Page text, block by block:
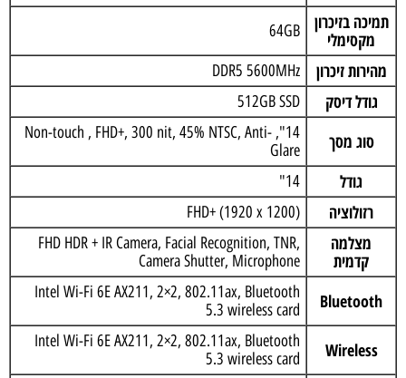
תמיכה בזיכרון
מקסימלי
64GB
מהירות זיכרון DDR5 5600MHz
גודל דיסק 512GB SSD
סוג מסך
14", Non-touch , FHD+, 300 nit, 45% NTSC, Anti-
Glare
גודל 14"
רזולוציה FHD+ (1920 x 1200)
מצלמה
קדמית
FHD HDR + IR Camera, Facial Recognition, TNR,
Camera Shutter, Microphone
Bluetooth
Intel Wi-Fi 6E AX211, 2×2, 802.11ax, Bluetooth
5.3 wireless card
Wireless
Intel Wi-Fi 6E AX211, 2×2, 802.11ax, Bluetooth
5.3 wireless card